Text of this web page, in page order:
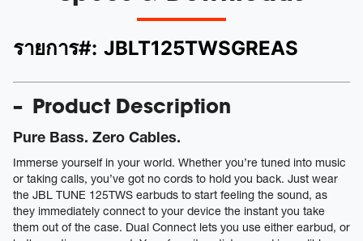
รายการ#: JBLT125TWSGREAS
Product Description
Pure Bass. Zero Cables.
Immerse yourself in your world. Whether you’re tuned into music
or taking calls, you’ve got no cords to hold you back. Just wear
the JBL TUNE 125TWS earbuds to start feeling the sound, as
they immediately connect to your device the instant you take
them out of the case. Dual Connect lets you use either earbud, or